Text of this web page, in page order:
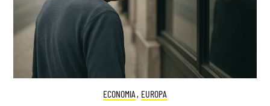
ECONOMIA , EUROPA